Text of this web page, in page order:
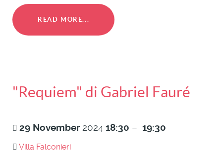
READ MORE...
"Requiem" di Gabriel Fauré
29 November 2024 18:30 – 19:30
Villa Falconieri